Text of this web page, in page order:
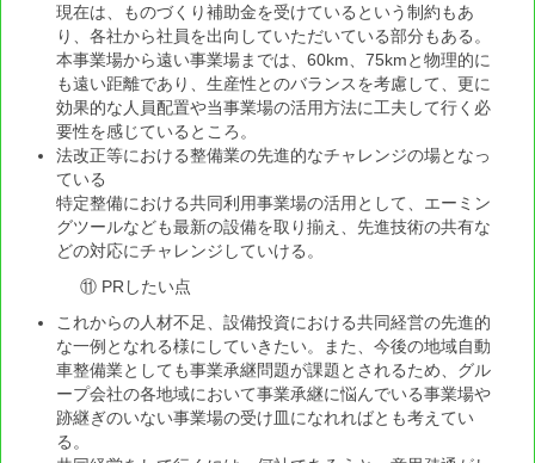
現在は、ものづくり補助金を受けているという制約もあ
り、各社から社員を出向していただいている部分もある。
本事業場から遠い事業場までは、60km、75kmと物理的に
も遠い距離であり、生産性とのバランスを考慮して、更に
効果的な人員配置や当事業場の活用方法に工夫して行く必
要性を感じているところ。
法改正等における整備業の先進的なチャレンジの場となっ
ている
特定整備における共同利用事業場の活用として、エーミン
グツールなども最新の設備を取り揃え、先進技術の共有な
どの対応にチャレンジしていける。
⑪ PRしたい点
これからの人材不足、設備投資における共同経営の先進的
な一例となれる様にしていきたい。また、今後の地域自動
車整備業としても事業承継問題が課題とされるため、グル
ープ会社の各地域において事業承継に悩んでいる事業場や
跡継ぎのいない事業場の受け皿になれればとも考えてい
る。